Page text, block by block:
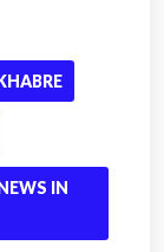
IN